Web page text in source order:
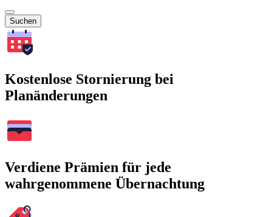
Suchen
Kostenlose Stornierung bei
Planänderungen
Verdiene Prämien für jede
wahrgenommene Übernachtung